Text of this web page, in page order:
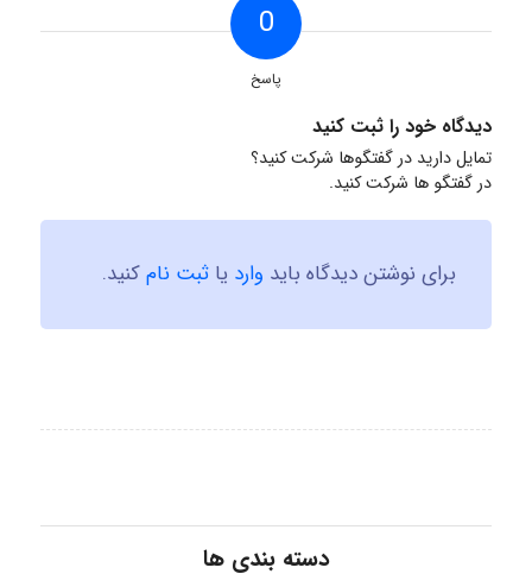
0
پاسخ
دیدگاه خود را ثبت کنید
تمایل دارید در گفتگوها شرکت کنید؟
در گفتگو ها شرکت کنید.
برای نوشتن دیدگاه باید وارد یا ثبت نامکنید.
دسته بندی ها